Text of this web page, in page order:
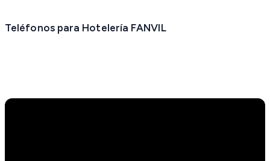
Teléfonos para Hotelería FANVIL